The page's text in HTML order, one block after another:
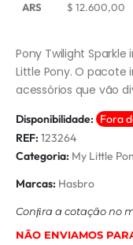
ARS $ 12.600,00
Pony Twilight
Little Pony. O pacote
acessórios que vão
Disponibilidade: Fora
REF: 123264
Categoria: My Little
Marcas: Hasbro
Conﬁra a cotação no
NÃO ENVIAMOS